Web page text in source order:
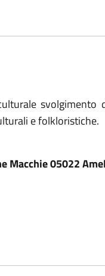
svolgimento
e folkloristiche.
Macchie 05022